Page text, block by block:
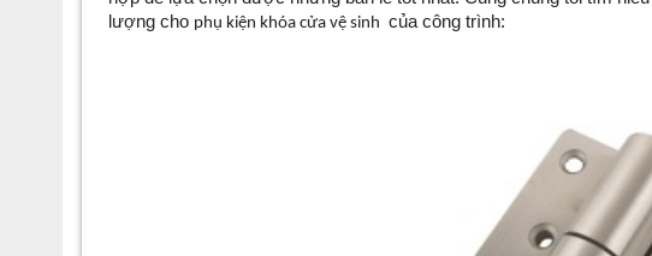
lượng cho phụ kiện khóa cửa vệ sinh của công trình: